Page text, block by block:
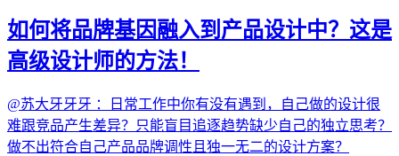
如何将品牌基因融入到产品设计中？这是
高级设计师的方法！
@苏大牙牙牙 ：日常工作中你有没有遇到，自己做的设计很
难跟竞品产生差异？只能盲目追逐趋势缺少自己的独立思考？
做不出符合自己产品品牌调性且独一无二的设计方案？